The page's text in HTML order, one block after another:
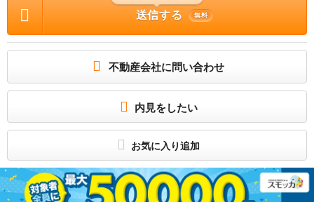
歩14分、ＪＲ根室本線/柏林台駅 歩45分、ＪＲ根室本線/大成駅 歩64分 / 面積 : 82.
5m² / 築年月 : 1983年03月 / 賃料 : 4.3万円 / 管理費又は共益費等 : － / 礼金等 :
無料 / 敷金 : 2ヶ月、保証金等 : －、 償却、敷引 : － / 住宅総合保険等の損害保険
料 : 2万円2年 / その他 : 普通借家 2年 保証会社利用可 初回保証料：50％（総賃
料）。月額保証料：500円。 更新保証料：1万円/1年毎 / 駐車場 : 付無料/駐2台可
お部屋探しはオンライン対応も可能なエイブル西帯広店へ！
お客様の「ご不安やお悩み」をすべて解決いたします！お部屋探しでお悩み等がご
気軽にエイブル西帯広店へご相談下さい♪
（公社）北海道宅地建物取引業協会会員
送信する 無料
不動産会社に問い合わせ
内見をしたい
お気に入り追加